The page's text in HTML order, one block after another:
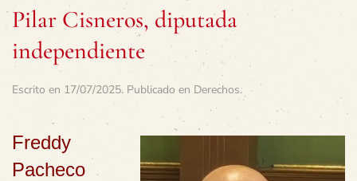
Pilar Cisneros, diputada
independiente
Escrito en 17/07/2025. Publicado en Derechos.
Freddy
Pacheco